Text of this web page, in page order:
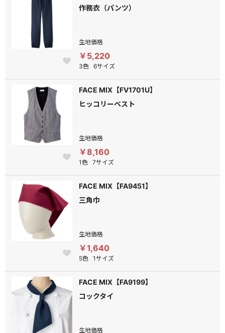
作務衣（パンツ）
生地価格
￥5,220
3色 6サイズ
FACE MIX【FV1701U】
ヒッコリーベスト
生地価格
￥8,160
1色 7サイズ
FACE MIX【FA9451】
三角巾
生地価格
￥1,640
5色 1サイズ
FACE MIX【FA9199】
コックタイ
生地価格